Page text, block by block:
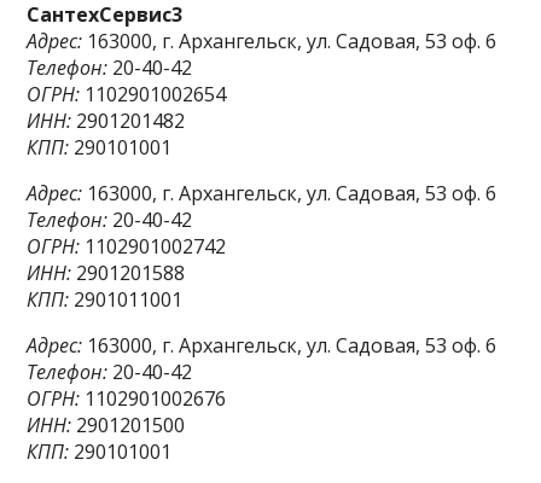
СантехСервис3
Адрес: 163000, г. Архангельск, ул. Садовая, 53 оф. 6
Телефон: 20-40-42
ОГРН: 1102901002654
ИНН: 2901201482
КПП: 290101001
Адрес: 163000, г. Архангельск, ул. Садовая, 53 оф. 6
Телефон: 20-40-42
ОГРН: 1102901002742
ИНН: 2901201588
КПП: 2901011001
Адрес: 163000, г. Архангельск, ул. Садовая, 53 оф. 6
Телефон: 20-40-42
ОГРН: 1102901002676
ИНН: 2901201500
КПП: 290101001